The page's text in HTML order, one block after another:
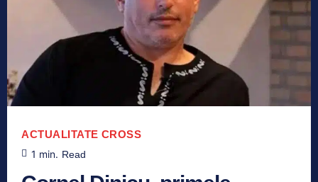
ACTUALITATE CROSS
1 min. Read